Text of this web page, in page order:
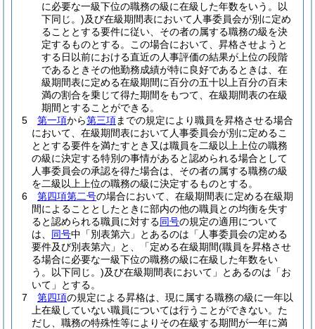
に必要な一級下位の職務の級に在級した年数をいう。以
下同じ。)及び在級期間表において人事委員会が別に定め
ることとする要件に従い、その者の属する職務の級を決
定するものとする。
この場合において、昇格させようと
する日以前における直近の人事評価の結果が上位の段階
であるときその他勤務成績が特に良好であるときは、在
級期間表に定める在級期間に百分の五十以上百分の百未
満の割合を乗じて得た期間をもつて、在級期間表の在級
期間とすることができる。
5
第一項から第三項までの規定により職員を昇格させる場合
において、在級期間表において人事委員会が別に定めるこ
ととする要件を満たすとき又は職員を二級以上上位の職務
の級に決定する特別の事情があると認められる場合として
人事委員会の承認を得た場合は、その者の属する職務の級
を二級以上上位の職務の級に決定するものとする。
6
第四項第二号の場合において、在級期間表に定める在級期
間によることとしたときに部内の他の職員との均衡を失す
ると認められる職員に対する同号の規定の適用について
は、 同号中「別表第六」とあるのは「人事委員会の定める
要件及び別表第六」と、「定める在級期間(職員を昇格させ
る場合に必要な一級下位の職務の級に在級した年数をい
う。以下同じ。)及び在級期間表において」とあるのは「お
いて」とする。
7
第四項の規定による昇格は、現に属する職務の級に一年以
上在級していない職員については行うことができない。 た
だし、職務の特殊性等によりその在級する期間が一年に満